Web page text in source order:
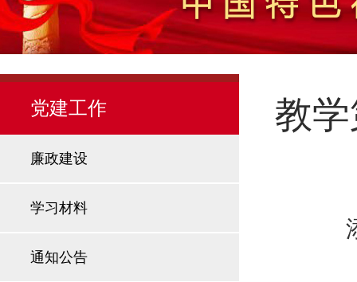
党建工作
廉政建设
学习材料
通知公告
教